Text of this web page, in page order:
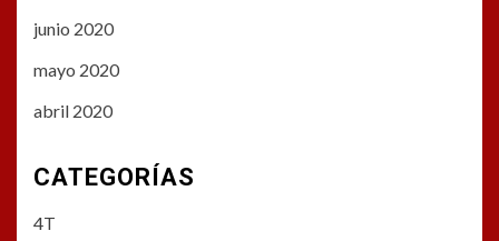
junio 2020
mayo 2020
abril 2020
CATEGORÍAS
4T